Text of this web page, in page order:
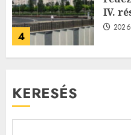
4
IV.
KERESÉS